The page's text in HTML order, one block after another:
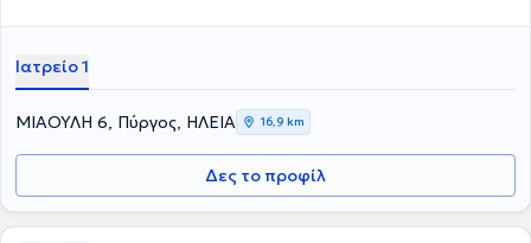
Ιατρείο 1
ΜΙΑΟΥΛΗ 6, Πύργος, ΗΛΕΙΑ 16,9 km
Δες το προφίλ